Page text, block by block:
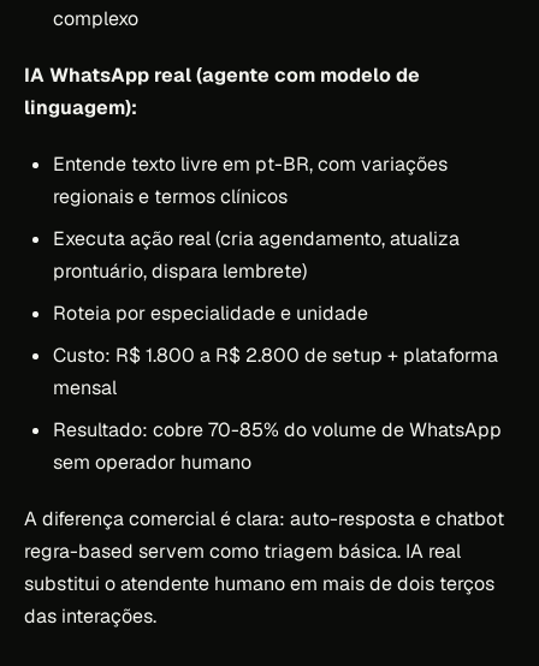
complexo
IA WhatsApp real (agente com modelo de
linguagem):
Entende texto livre em pt-BR, com variações
regionais e termos clínicos
Executa ação real (cria agendamento, atualiza
prontuário, dispara lembrete)
Roteia por especialidade e unidade
Custo: R$ 1.800 a R$ 2.800 de setup + plataforma
mensal
Resultado: cobre 70-85% do volume de WhatsApp
sem operador humano
A diferença comercial é clara: auto-resposta e chatbot
regra-based servem como triagem básica. IA real
substitui o atendente humano em mais de dois terços
das interações.